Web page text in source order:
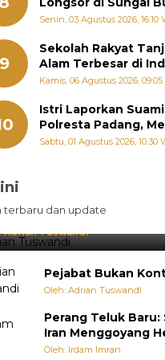
Nago Padang
Senin, 03 Agustus 2026, 16:10
9
Sekolah Rakyat
Alam Terbesar di
Groundbreaking
Kamis, 06 Agustus 2026,
Istri Laporkan
Polresta Padang,
Dipaksa
Sabtu, 01 Agustus 2026, 10:30
terbaru dan update
Lebih Diunggulkan,
Selalu Punya Cara
Adrian Tuswandi
Pejabat Bukan
Oleh: Adrian Tuswandi
Perang Teluk
Iran Menggoyang
AS dari Dalam
Oleh: Irdam Imran